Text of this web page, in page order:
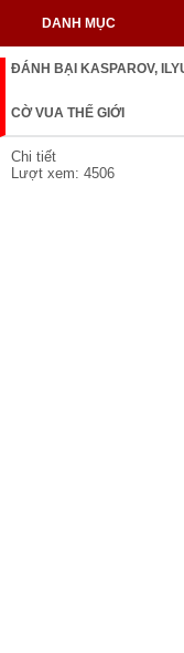
DANH MỤC
ĐÁNH BẠI KASPAROV,
CỜ VUA THẾ GIỚI
Chi tiết
Lượt xem: 4506